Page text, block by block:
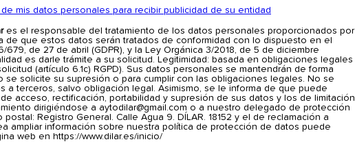
mis datos personales para recibir publicidad de su entidad
es el responsable del tratamiento de los datos personales proporcionados por
de que estos datos serán tratados de conformidad con lo dispuesto en el
679, de 27 de abril (GDPR), y la Ley Orgánica 3/2018, de 5 de diciembre
es darle trámite a su solicitud. Legitimidad: basada en obligaciones legales
(artículo 6.1c) RGPD). Sus datos personales se mantendrán de forma
se solicite su supresión o para cumplir con las obligaciones legales. No se
a terceros, salvo obligación legal. Asimismo, se le informa de que puede
acceso, rectificación, portabilidad y supresión de sus datos y los de limitación
dirigiéndose a aytodilar@gmail.com o a nuestro delegado de protección
Registro General. Calle Agua 9. DÍLAR. 18152 y el de reclamación a
ampliar información sobre nuestra política de protección de datos puede
web en https://www.dilar.es/inicio/